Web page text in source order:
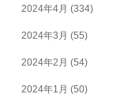
2024年4月 (334)
2024年3月 (55)
2024年2月 (54)
2024年1月 (50)